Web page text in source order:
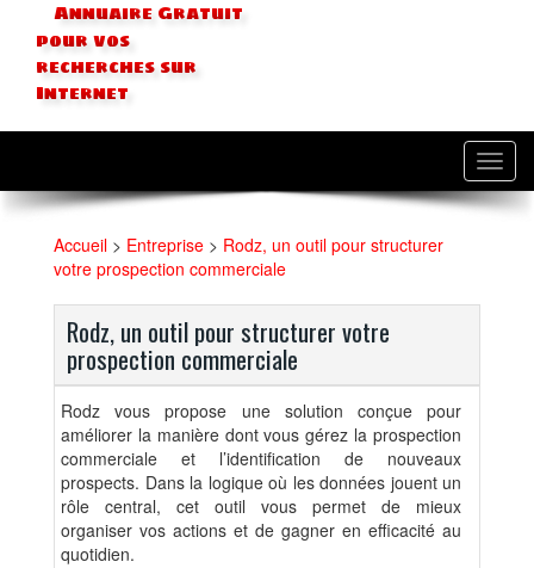
Annuaire Gratuit
pour vos
recherches sur
Internet
Accueil > Entreprise > Rodz, un outil pour structurer
votre prospection commerciale
Rodz, un outil pour structurer votre
prospection commerciale
Rodz vous propose une solution conçue pour
améliorer la manière dont vous gérez la prospection
commerciale et l’identification de nouveaux
prospects. Dans la logique où les données jouent un
rôle central, cet outil vous permet de mieux
organiser vos actions et de gagner en efficacité au
quotidien.